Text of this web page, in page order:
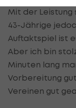
Mit der Leistung
43-Jährige
Auftaktspiel ist
Aber ich bin
Minuten lang
Vorbereitung
Vereinen gut